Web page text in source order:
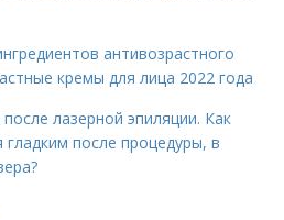
антивозрастного
кремы для лица 2022 года
лазерной эпиляции. Как
после процедуры, в